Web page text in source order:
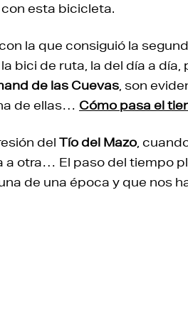
esta bicicleta.
con la que consiguió la
bici de ruta, la del día a
de las Cuevas , son
de ellas… Cómo pasa el
del Tío del Mazo ,
otra… El paso del tiempo
de una época y que nos